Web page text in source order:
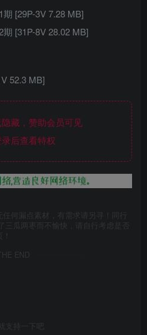
[29P-3V 7.28 MB]
[31P-8V 28.02 MB]
52.3 MB]
藏，赞助会员可见
后查看特权
何漏点素材，有需求请另寻！同行
瓜两枣而不愉快，请自行考虑是否
END
支持一下吧